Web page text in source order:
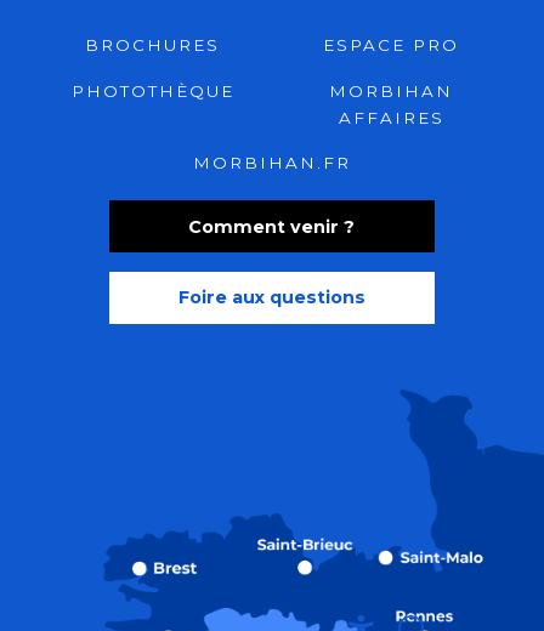
Comment venir ?
Foire aux questions
BROCHURES ESPACE PRO
PHOTOTHÈQUE
MORBIHAN
AFFAIRES
MORBIHAN.FR